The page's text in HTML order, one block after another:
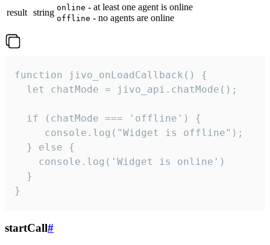
result string online - at least one agent is online
offline - no agents are online
function jivo_onLoadCallback() {
  let chatMode = jivo_api.chatMode();
  if (chatMode === 'offline') {
     console.log("Widget is offline");
  } else {
    console.log('Widget is online')
  }
}
startCall#